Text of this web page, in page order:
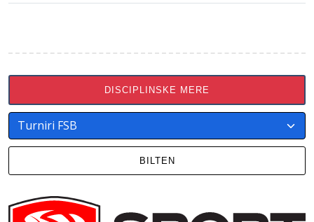
DISCIPLINSKE MERE
BILTEN